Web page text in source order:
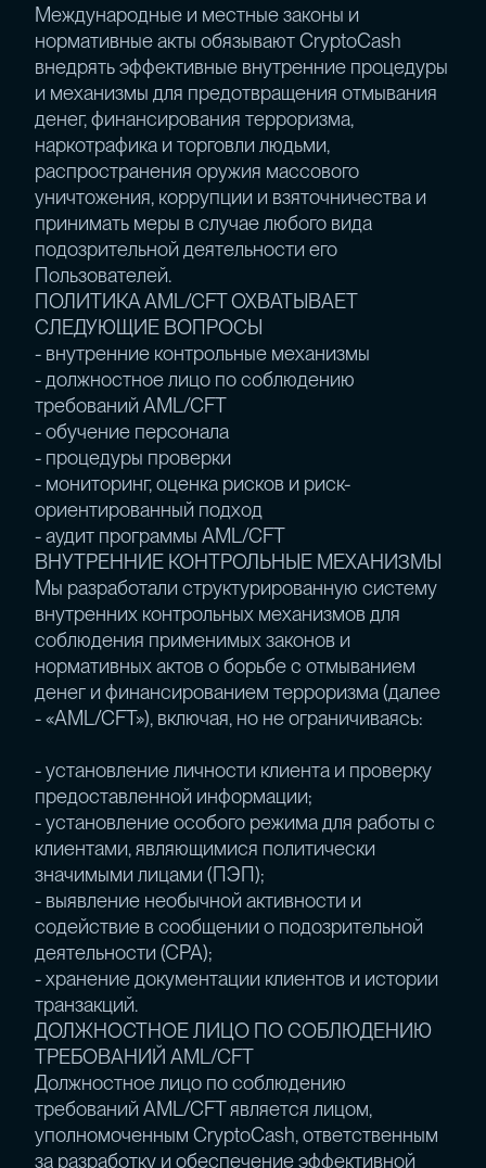
Международные и местные законы и
нормативные акты обязывают CryptoCash
внедрять эффективные внутренние процедуры
и механизмы для предотвращения отмывания
денег, финансирования терроризма,
наркотрафика и торговли людьми,
распространения оружия массового
уничтожения, коррупции и взяточничества и
принимать меры в случае любого вида
подозрительной деятельности его
Пользователей.
ПОЛИТИКА AML/CFT ОХВАТЫВАЕТ
СЛЕДУЮЩИЕ ВОПРОСЫ
- внутренние контрольные механизмы
- должностное лицо по соблюдению
требований AML/CFT
- обучение персонала
- процедуры проверки
- мониторинг, оценка рисков и риск-
ориентированный подход
- аудит программы AML/CFT
ВНУТРЕННИЕ КОНТРОЛЬНЫЕ МЕХАНИЗМЫ
Мы разработали структурированную систему
внутренних контрольных механизмов для
соблюдения применимых законов и
нормативных актов о борьбе с отмыванием
денег и финансированием терроризма (далее
- «AML/CFT»), включая, но не ограничиваясь:
- установление личности клиента и проверку
предоставленной информации;
- установление особого режима для работы с
клиентами, являющимися политически
значимыми лицами (ПЭП);
- выявление необычной активности и
содействие в сообщении о подозрительной
деятельности (СРА);
- хранение документации клиентов и истории
транзакций.
ДОЛЖНОСТНОЕ ЛИЦО ПО СОБЛЮДЕНИЮ
ТРЕБОВАНИЙ AML/CFT
Должностное лицо по соблюдению
требований AML/CFT является лицом,
уполномоченным CryptoCash, ответственным
за разработку и обеспечение эффективной